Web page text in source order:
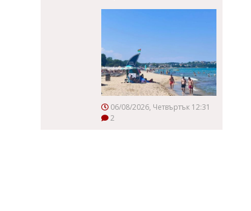
06/08/2026, Четвъртък 12:31
2